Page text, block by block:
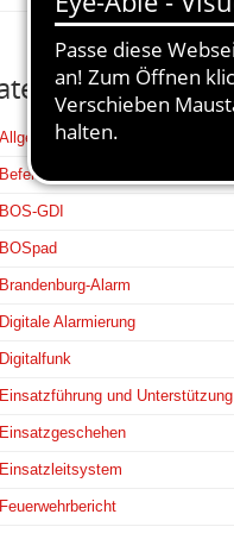
Allgemein
Befehlsstellen
BOS-GDI
BOSpad
Brandenburg-Alarm
Digitale Alarmierung
Digitalfunk
Einsatzführung und Unterstützung
Einsatzgeschehen
Einsatzleitsystem
Feuerwehrbericht